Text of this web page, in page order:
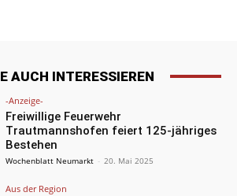
AUCH INTERESSIEREN
-Anzeige-
Freiwillige Feuerwehr
Trautmannshofen feiert 125-jähriges
Bestehen
Wochenblatt Neumarkt - 20. Mai 2025
Aus der Region